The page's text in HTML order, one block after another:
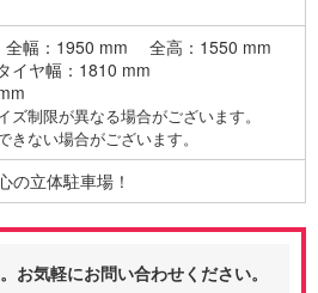
全幅：1950 mm
全高：1550 mm
イヤ幅：1810 mm
ズ制限が異なる場合がございます。
ない場合がございます。
の立体駐車場！
お気軽にお問い合わせください。